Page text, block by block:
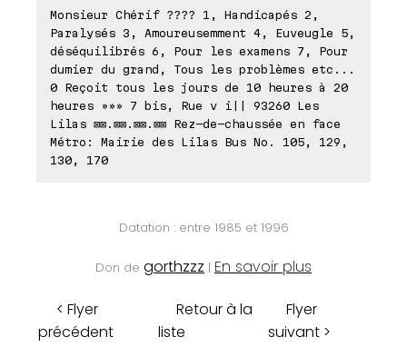
Monsieur Chérif ???? 1, Handicapés 2,
Paralysés 3, Amoureusemment 4, Euveugle 5,
déséquilibrés 6, Pour les examens 7, Pour
dumier du grand, Tous les problèmes etc...
0 Reçoit tous les jours de 10 heures à 20
heures »»» 7 bis, Rue v i|| 93260 Les
Lilas ⊠⊠.⊠⊠.⊠⊠.⊠⊠ Rez-de-chaussée en face
Métro: Mairie des Lilas Bus No. 105, 129,
130, 170
Datation : entre 1985 et 1996
Don de gorthzzz | En savoir plus
< Flyer
précédent
Retour à la
liste
Flyer
suivant >